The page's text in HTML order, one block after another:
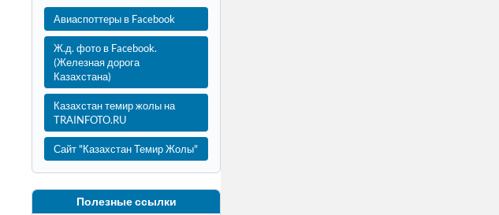
Авиаспоттеры в Facebook
Ж.д. фото в Facebook.
(Железная дорога
Казахстана)
Казахстан темир жолы на
TRAINFOTO.RU
Сайт "Казахстан Темир Жолы"
Полезные ссылки